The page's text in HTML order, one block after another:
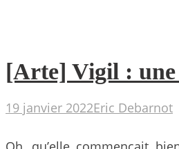
[Arte] Vigil : une
19 janvier 2022Eric Debarnot